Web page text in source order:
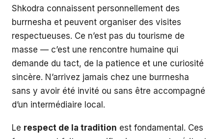
Shkodra connaissent personnellement des
burrnesha et peuvent organiser des visites
respectueuses. Ce n’est pas du tourisme de
masse — c’est une rencontre humaine qui
demande du tact, de la patience et une curiosité
sincère. N’arrivez jamais chez une burrnesha
sans y avoir été invité ou sans être accompagné
d’un intermédiaire local.
Le respect de la tradition est fondamental. Ces